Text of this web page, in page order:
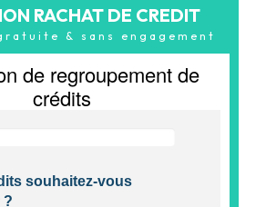
RACHAT DE CREDIT
& sans engagement